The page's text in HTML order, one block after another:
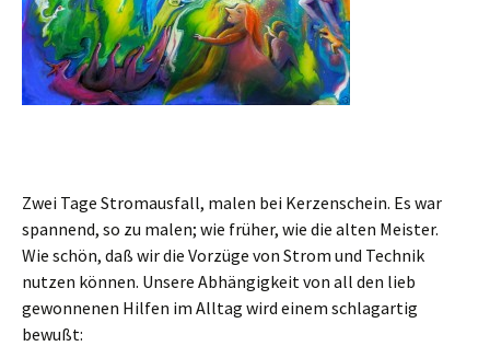
Zwei Tage Stromausfall, malen bei Kerzenschein. Es war
spannend, so zu malen; wie früher, wie die alten Meister.
Wie schön, daß wir die Vorzüge von Strom und Technik
nutzen können. Unsere Abhängigkeit von all den lieb
gewonnenen Hilfen im Alltag wird einem schlagartig
bewußt: